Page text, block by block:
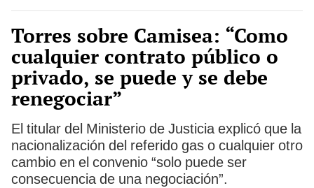
Torres sobre Camisea: “Como
cualquier contrato público o
privado, se puede y se debe
renegociar”
El titular del Ministerio de Justicia explicó que la
nacionalización del referido gas o cualquier otro
cambio en el convenio “solo puede ser
consecuencia de una negociación”.